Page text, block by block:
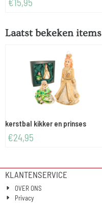
€15,95
Laatst bekeken items
kerstbal kikker en prinses
€24,95
KLANTENSERVICE
OVER ONS
Privacy